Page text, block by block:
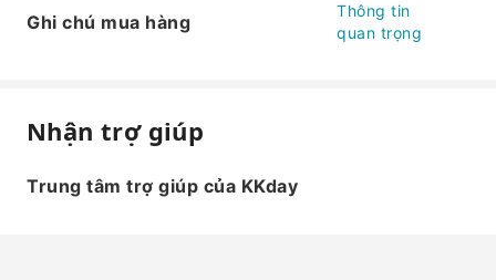
Ghi chú mua hàng
Thông tin
quan trọng
Nhận trợ giúp
Trung tâm trợ giúp của KKday